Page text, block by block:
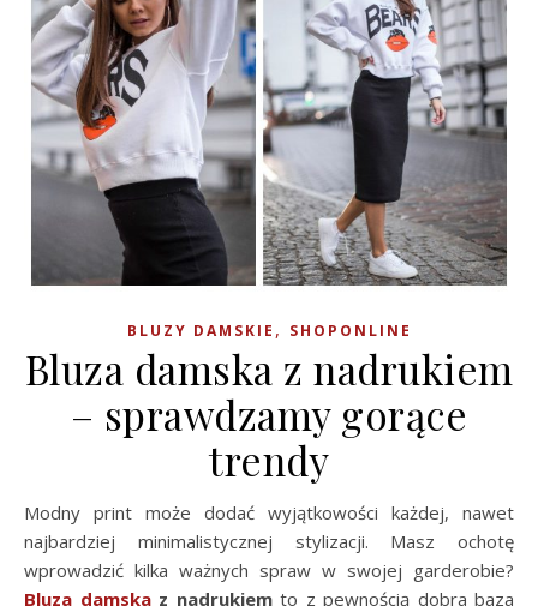
BLUZY DAMSKIE , SHOPONLINE
Bluza damska z nadrukiem
– sprawdzamy gorące
trendy
Modny print może dodać wyjątkowości każdej, nawet
najbardziej minimalistycznej stylizacji. Masz ochotę
wprowadzić kilka ważnych spraw w swojej garderobie?
Bluza damskaz nadrukiemto z pewnością dobra baza